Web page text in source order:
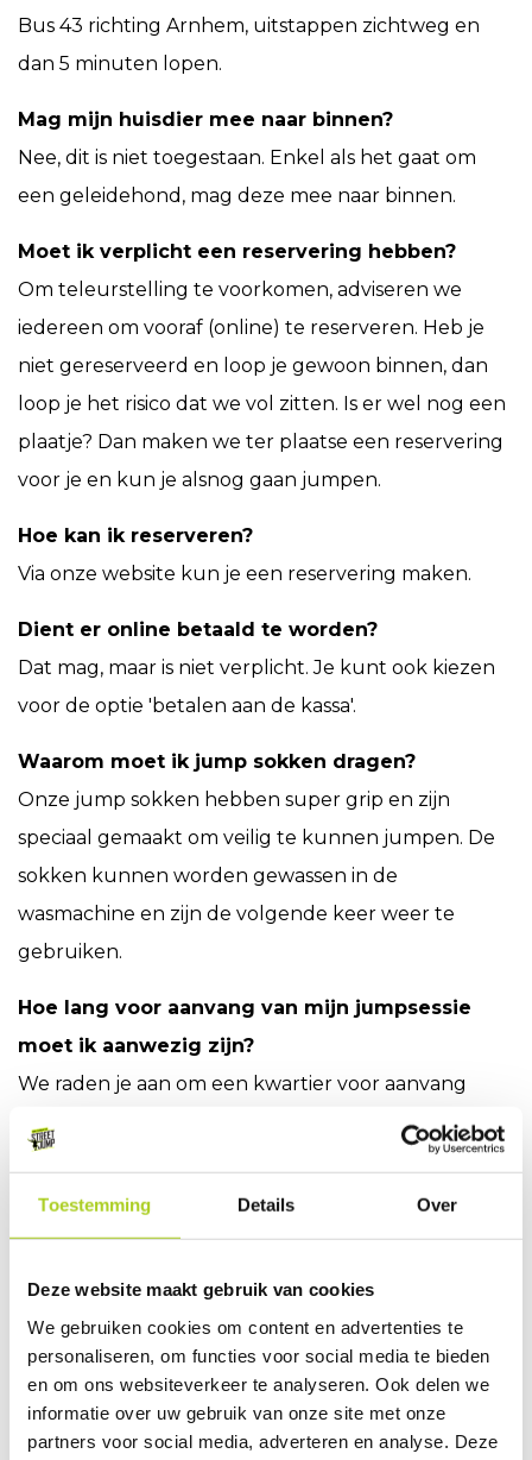
Toestemming Details Over
Deze website maakt gebruik van cookies
We gebruiken cookies om content en advertenties te
personaliseren, om functies voor social media te bieden
en om ons websiteverkeer te analyseren. Ook delen we
informatie over uw gebruik van onze site met onze
partners voor social media, adverteren en analyse. Deze
Bus 43 richting Arnhem, uitstappen zichtweg en
dan 5 minuten lopen.
Mag mijn huisdier mee naar binnen?
Nee, dit is niet toegestaan. Enkel als het gaat om
een geleidehond, mag deze mee naar binnen.
Moet ik verplicht een reservering hebben?
Om teleurstelling te voorkomen, adviseren we
iedereen om vooraf (online) te reserveren. Heb je
niet gereserveerd en loop je gewoon binnen, dan
loop je het risico dat we vol zitten. Is er wel nog een
plaatje? Dan maken we ter plaatse een reservering
voor je en kun je alsnog gaan jumpen.
Hoe kan ik reserveren?
Via onze website kun je een reservering maken.
Dient er online betaald te worden?
Dat mag, maar is niet verplicht. Je kunt ook kiezen
voor de optie 'betalen aan de kassa'.
Waarom moet ik jump sokken dragen?
Onze jump sokken hebben super grip en zijn
speciaal gemaakt om veilig te kunnen jumpen. De
sokken kunnen worden gewassen in de
wasmachine en zijn de volgende keer weer te
gebruiken.
Hoe lang voor aanvang van mijn jumpsessie
moet ik aanwezig zijn?
We raden je aan om een kwartier voor aanvang
aanwezig te zijn. Zo heb je genoeg tijd om je bandje
en sokken in ontvangst te nemen, eventueel om te
kleden en instructies te krijgen.
Het is niet toegestaan om eigen eten en drinken
mee te nemen. In onze horeca hebben we een
uitgebreid aanbod. We maken een uitzondering
voor mensen met voedselallergiën of een ander
type dieet.